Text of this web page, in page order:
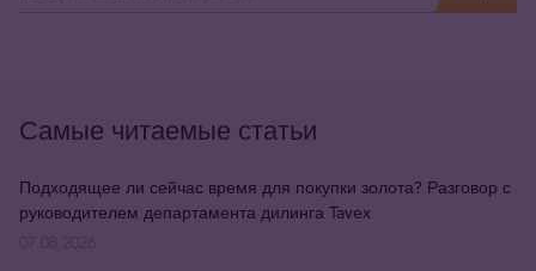
Самые читаемые статьи
Подходящее ли сейчас время для покупки золота? Разговор с
руководителем департамента дилинга Tavex